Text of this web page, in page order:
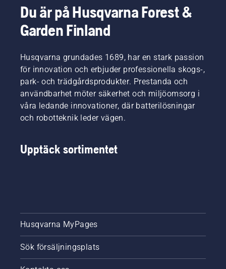
Du är på Husqvarna Forest &
Garden Finland
Husqvarna grundades 1689, har en stark passion
för innovation och erbjuder professionella skogs-,
park- och trädgårdsprodukter. Prestanda och
användbarhet möter säkerhet och miljöomsorg i
våra ledande innovationer, där batterilösningar
och robotteknik leder vägen.
Upptäck sortimentet
Husqvarna MyPages
Sök försäljningsplats